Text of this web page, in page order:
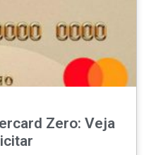
Zero: Veja